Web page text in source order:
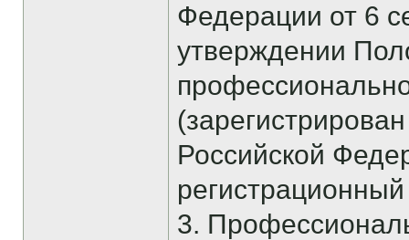
Федерации от 6
утверждении
Российской
3.